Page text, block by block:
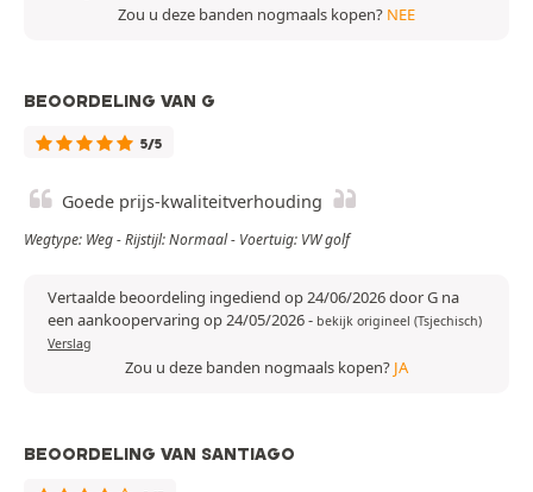
Zou u deze banden nogmaals kopen? NEE
BEOORDELING VAN G
5/5
Goede prijs-kwaliteitverhouding
Wegtype: Weg - Rijstijl: Normaal - Voertuig: VW golf
Vertaalde beoordeling ingediend op 24/06/2026 door G na
een aankoopervaring op 24/05/2026- bekijk origineel (Tsjechisch)
Verslag
Zou u deze banden nogmaals kopen? JA
BEOORDELING VAN SANTIAGO